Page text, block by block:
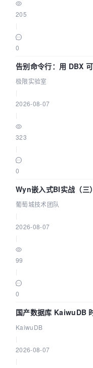
205
0
告别命令行：用 DBX
极限实验室
2026-08-07
323
0
Wyn嵌入式BI实战（三
数联动全闭环
葡萄城技术团队
2026-08-07
99
0
国产数据库 KaiwuDB
技术路径
KaiwuDB
2026-08-07